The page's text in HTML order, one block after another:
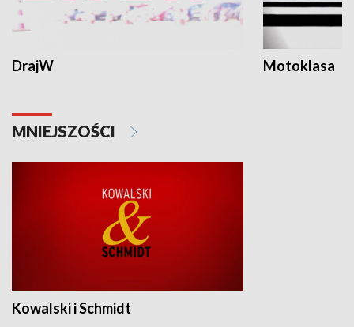
DrajW Motoklasa
MNIEJSZOŚCI
Kowalski i Schmidt